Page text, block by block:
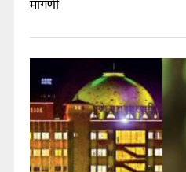
मागणी